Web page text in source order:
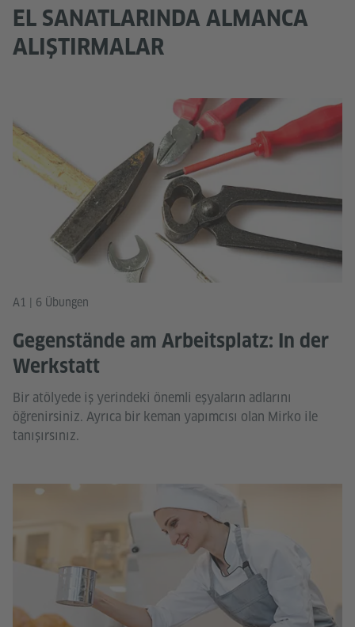
EL SANATLARINDA ALMANCA
ALIŞTIRMALAR
A1 | 6 Übungen
Gegenstände am Arbeitsplatz: In der
Werkstatt
Bir atölyede iş yerindeki önemli eşyaların adlarını
öğrenirsiniz. Ayrıca bir keman yapımcısı olan Mirko ile
tanışırsınız.